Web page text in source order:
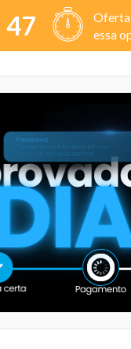
47
Oferta
essa